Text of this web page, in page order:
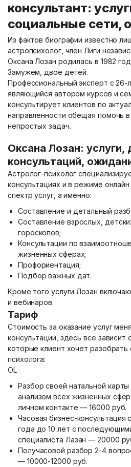
консультант:
социальные сети,
Из фактов биографии известно
астропсихолог, член Лиги
Оксана Лозан родилась в 1982
Замужем, двое детей.
Профессиональный эксперт с
являющийся автором курсов и
консультирует клиентов по
направленности обещая помочь
непростых задач.
Оксана Лозан: услуги,
консультаций,
Астролог-психолог
консультациях и в режиме
спектр услуг, а именно:
Составление и детальный
Составление взрослых,
гороскопов;
Консультации по
жизненных сферах;
Профориентация;
Подбор важных дат.
Кроме того услуги Лозан
и вебинаров.
Тариф
Стоимость за оказание услуг
консультации, здесь все зависит
которые клиент хочет
психолога:
OL
Разбор своей натальной
анализом всех жизненных
личном контакте — 16000 руб.
Часовая бизнес-консультация
года до 10 лет с
специалиста Лазан — 20000
Получасовой разбор 2-4
— 10000-12000 руб.